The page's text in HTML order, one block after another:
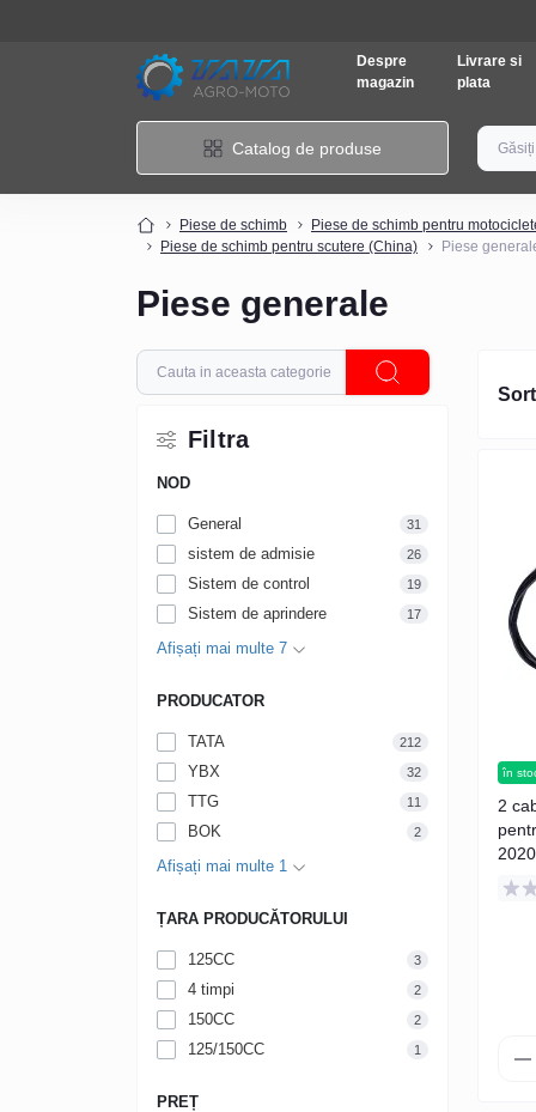
Despre
magazin
Livrare si
plata
Catalog de produse
Piese de schimb Piese de schimb pentru
Piese de schimb pentru scutere (China)
Piese
Piese generale
Filtra
NOD
General 31
sistem de admisie 26
Sistem de control 19
Sistem de aprindere 17
Afișați mai multe 7
PRODUCATOR
TATA 212
YBX 32
TTG 11
BOK 2
Afișați mai multe 1
ȚARA PRODUCĂTORULUI
125CC 3
4 timpi 2
150CC 2
125/150CC 1
PREȚ
în
2